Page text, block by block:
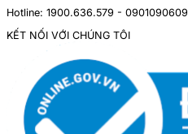
Hotline: 1900.636.579 - 0901090609
KẾT NỐI VỚI CHÚNG TÔI